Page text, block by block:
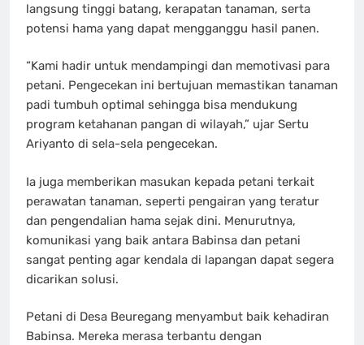
langsung tinggi batang, kerapatan tanaman, serta
potensi hama yang dapat mengganggu hasil panen.
“Kami hadir untuk mendampingi dan memotivasi para
petani. Pengecekan ini bertujuan memastikan tanaman
padi tumbuh optimal sehingga bisa mendukung
program ketahanan pangan di wilayah,” ujar Sertu
Ariyanto di sela-sela pengecekan.
Ia juga memberikan masukan kepada petani terkait
perawatan tanaman, seperti pengairan yang teratur
dan pengendalian hama sejak dini. Menurutnya,
komunikasi yang baik antara Babinsa dan petani
sangat penting agar kendala di lapangan dapat segera
dicarikan solusi.
Petani di Desa Beuregang menyambut baik kehadiran
Babinsa. Mereka merasa terbantu dengan